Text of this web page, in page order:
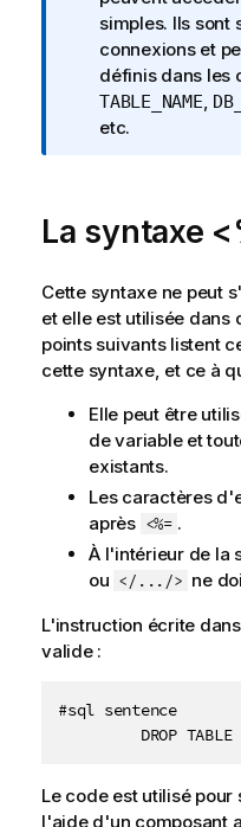
e
I
n
f
o
t
o
n
s
simples. Ils sont
connexions et
définis dans les
TABLE_NAME,
etc.
La syntaxe
Cette syntaxe ne peut
et elle est utilisée dans
points suivants listent
cette syntaxe, et ce à
Elle peut être
de variable et
existants.
Les caractères
après <%= .
À l'intérieur de la
ou </.../> ne
L'instruction écrite
valide :
#sql sentence
DROP TABLE
Le code est utilisé
l'aide d'un composant